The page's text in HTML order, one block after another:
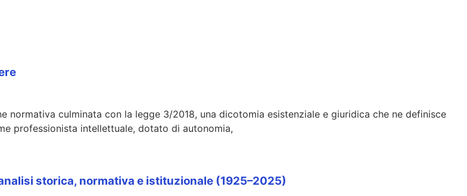
normativa culminata con la legge 3/2018, una dicotomia esistenziale e giuridica che ne definisce
professionista intellettuale, dotato di autonomia,
storica, normativa e istituzionale (1925–2025)